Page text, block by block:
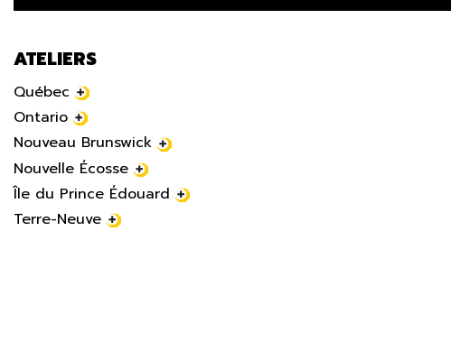
ATELIERS
Québec
Ontario
Nouveau Brunswick
Nouvelle Écosse
Île du Prince Édouard
Terre-Neuve